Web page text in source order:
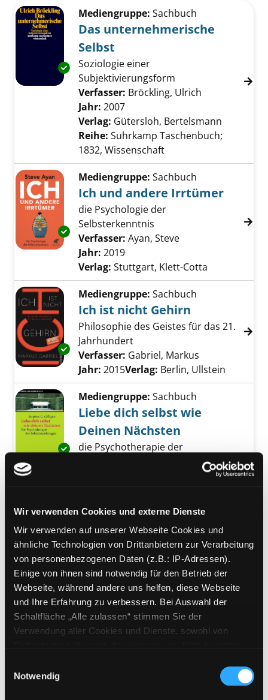
Wir verwenden Cookies und externe Dienste
Wir verwenden auf unserer Webseite Cookies und
ähnliche Technologien von Drittanbietern zur Verarbeitung
von personenbezogenen Daten (z.B.: IP-Adressen).
Einige von ihnen sind notwendig für den Betrieb der
Webseite, während andere uns helfen, diese Webseite
und Ihre Erfahrung zu verbessern. Bei Auswahl der
Schaltfläche „Alle zulassen“ stimmen Sie der
Verwendung aller Cookies und Dienste, sowohl von
Cookies von Drittanbietern, eine Verarbeitung in
unsicheren Drittländern (Länder außerhalb des EWR
Notwendig
Zu den Suchfiltern springen
Exemplar-Details von Das
Mediengruppe: Sachbuch
Das unternehmerische
Selbst
Soziologie einer
Subjektivierungsform
Verfasser: Bröckling, Ulrich
Jahr: 2007
Verlag: Gütersloh, Bertelsmann
Reihe: Suhrkamp Taschenbuch;
1832, Wissenschaft
Exemplar-Details von Ich und andere
Mediengruppe: Sachbuch
Ich und andere Irrtümer
die Psychologie der
Selbsterkenntnis
Verfasser: Ayan, Steve
Jahr: 2019
Verlag: Stuttgart, Klett-Cotta
Exemplar-Details von Ich ist nicht Gehirn
Mediengruppe: Sachbuch
Ich ist nicht Gehirn
Philosophie des Geistes für das 21.
Jahrhundert
Verfasser: Gabriel, Markus
Jahr: 2015Verlag: Berlin, Ullstein
Exemplar-Details von Liebe dich selbst wie
Mediengruppe: Sachbuch
Liebe dich selbst wie
Deinen Nächsten
die Psychotherapie der
Gilligan, Stephen G. Suche
Reihe:Hypnose und Hypnotherapie
Exemplar-Details von Kinderängste
Mediengruppe:Sachbuch
Kinderängste überwinden
das 6-Schritte-Arbeitsbuch für
Eltern
Verfasser:Hetterich, StefanSuche nach
Jahr:2022
Verlag: Frankfurt/M., Mabuse-Verl.